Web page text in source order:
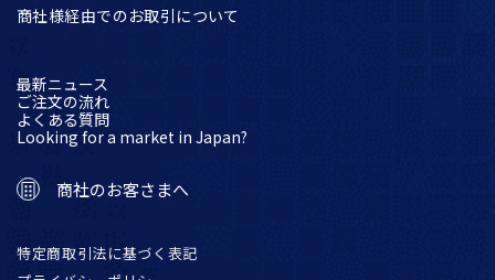
商社様経由でのお取引について
最新ニュース
ご注文の流れ
よくある質問
Looking for a market in Japan?
商社のお客さまへ
特定商取引法に基づく表記